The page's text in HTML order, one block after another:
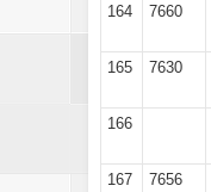
164
7660
165
7630
166
167
7656